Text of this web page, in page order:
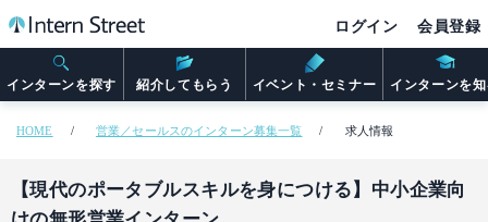
インターンを探す 紹介してもらう イベント・セミナー インターンを
ログイン 会員登録
HOME 営業／セールスのインターン募集一覧 求人情報
【現代のポータブルスキルを身につける】中小企業向